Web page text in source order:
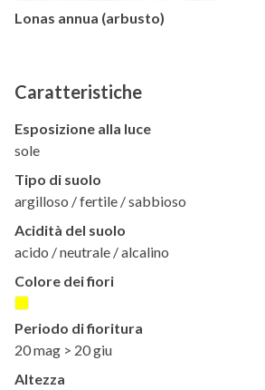
Lonas annua (arbusto)
Caratteristiche
Esposizione alla luce
sole
Tipo di suolo
argilloso / fertile / sabbioso
Acidità del suolo
acido / neutrale / alcalino
Colore dei fiori
Periodo di fioritura
20 mag > 20 giu
Altezza